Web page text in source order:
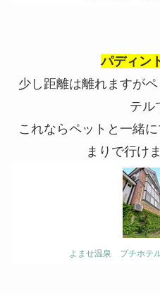
パディン
少し距離は離れますが
テル
これならペットと一緒
まりで行け
よませ温泉 プチホテ